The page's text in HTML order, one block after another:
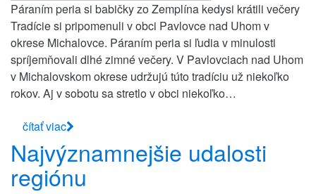
Páraním peria si babičky zo Zemplína kedysi krátili večery
Tradície si pripomenuli v obci Pavlovce nad Uhom v
okrese Michalovce. Páraním peria si ľudia v minulosti
spríjemňovali dlhé zimné večery. V Pavlovciach nad Uhom
v Michalovskom okrese udržujú túto tradíciu už niekoľko
rokov. Aj v sobotu sa stretlo v obci niekoľko…
čítať viac
Najvýznamnejšie udalosti
regiónu